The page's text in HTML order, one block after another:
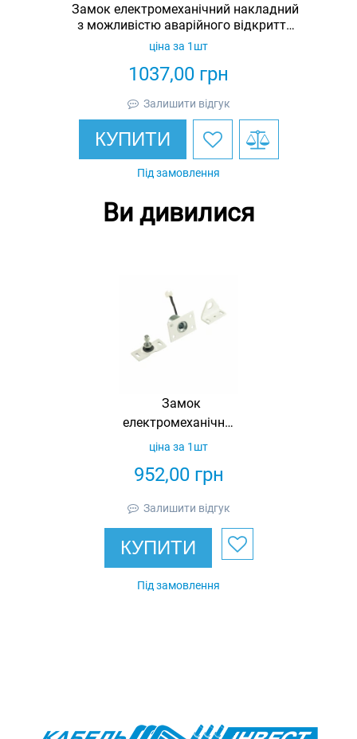
Замок електромеханічний накладний
з можливістю аварійного відкриття
Promix-SM420.10
1037,00 грн
ціна за 1шт
Залишити відгук
КУПИТИ
Під замовлення
Ви дивилися
Замок
електромеханічний
врізний Promix-
952,00грн
ціна за 1шт
Залишити відгук
КУПИТИ
Під замовлення